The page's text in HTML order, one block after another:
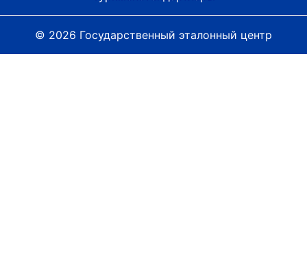
© 2026 Государственный эталонный центр